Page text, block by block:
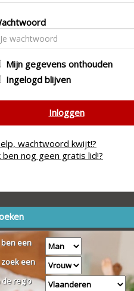
Mijn gegevens onthouden
Ingelogd blijven
Inloggen
wachtwoord kwijt!?
ben nog geen gratis lid!?
ben een
zoek een
de regio